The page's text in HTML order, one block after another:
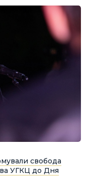
свобода
УГКЦ до Дня